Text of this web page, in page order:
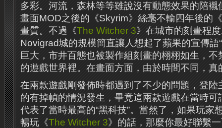
多彩。河流，森林等等雖說沒有動態效果的陪
畫面MOD之後的《Skyrim》絲毫不輸四年後的《
畫質。不過《The Witcher 3》在城市的刻畫程
Novigrad城的規模簡直讓人想起了蘋果的宣傳語
巨大，市井百態也被製作組刻畫的栩栩如生，
的遊戲世界裡。在畫面方面，由於時間不同，
在兩款遊戲剛發佈時都遇到了不少的問題，登陸
的有掉幀的情況發生，畢竟這兩款遊戲在當時
代表了當時最高的“黑科技”。當然了，如果玩家
暢玩《The Witcher 3》的話，那麼你最好聯繫